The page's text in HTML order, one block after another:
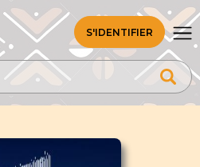
S'IDENTIFIER